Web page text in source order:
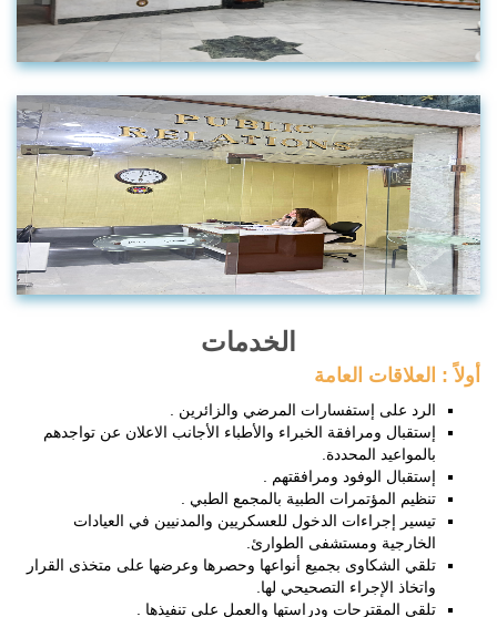
الخدمات
أولاً : العلاقات العامة
الرد على إستفسارات المرضي والزائرين .
إستقبال ومرافقة الخبراء والأطباء الأجانب الاعلان عن تواجدهم
بالمواعيد المحددة.
إستقبال الوفود ومرافقتهم .
تنظيم المؤتمرات الطبية بالمجمع الطبي .
تيسير إجراءات الدخول للعسكريين والمدنيين في العيادات
الخارجية ومستشفى الطوارئ.
تلقي الشكاوى بجميع أنواعها وحصرها وعرضها على متخذى القرار
واتخاذ الإجراء التصحيحي لها.
تلقي المقترحات ودراستها والعمل علي تنفيذها .